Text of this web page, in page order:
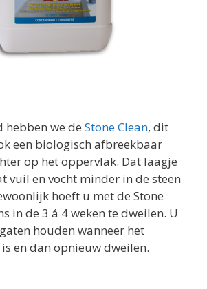
hebben we de Stone Clean, dit
een biologisch afbreekbaar
op het oppervlak. Dat laagje
vuil en vocht minder in de steen
hoeft u met de Stone
in de 3 á 4 weken te dweilen. U
houden wanneer het
en dan opnieuw dweilen.